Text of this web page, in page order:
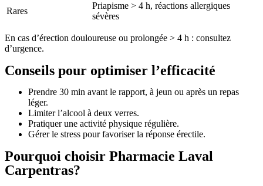
Rares
Priapisme > 4 h, réactions allergiques
sévères
En cas d’érection douloureuse ou prolongée > 4 h : consultez
d’urgence.
Conseils pour optimiser l’efficacité
Prendre 30 min avant le rapport, à jeun ou après un repas
léger.
Limiter l’alcool à deux verres.
Pratiquer une activité physique régulière.
Gérer le stress pour favoriser la réponse érectile.
Pourquoi choisir Pharmacie Laval
Carpentras?